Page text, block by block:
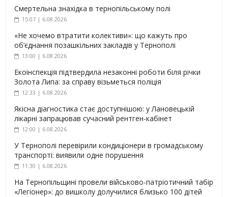
Смертельна знахідка в тернопільському полі
15:07 | 6.08.2026
«Не хочемо втратити колективи»: що кажуть про
об’єднання позашкільних закладів у Тернополі
13:00 | 6.08.2026
Екоінспекція підтвердила незаконні роботи біля річки
Золота Липа: за справу візьметься поліція
12:33 | 6.08.2026
Якісна діагностика стає доступнішою: у Лановецькій
лікарні запрацював сучасний рентген-кабінет
12:00 | 6.08.2026
У Тернополі перевірили кондиціонери в громадському
транспорті: виявили одне порушення
11:30 | 6.08.2026
На Тернопільщині провели військово-патріотичний табір
«Легіонер»: до вишколу долучилися близько 100 дітей